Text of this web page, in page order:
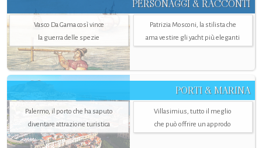
PERSONAGGI & RACCONTI
Vasco Da Gama così vince
la guerra delle spezie
Patrizia Mosconi, la stilista che
ama vestire gli yacht più eleganti
PORTI & MARINA
Palermo, il porto che ha saputo
diventare attrazione turistica
Villasimius, tutto il meglio
che può offrire un approdo